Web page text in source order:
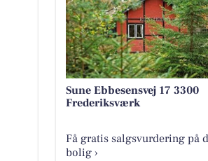
Sune Ebbesensvej 17 3300
Frederiksværk
Få gratis salgsvurdering på
bolig ›